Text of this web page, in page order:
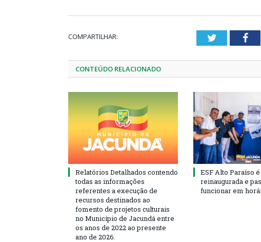
COMPARTILHAR: Twitter
CONTEÚDO RELACIONADO
Relatórios Detalhados contendo
todas as informações
referentes a execução de
recursos destinados ao
fomento de projetos culturais
no Município de Jacundá entre
os anos de 2022 ao presente
ano de 2026.
ESF Alto Paraíso é
reinaugurada e
funcionar em